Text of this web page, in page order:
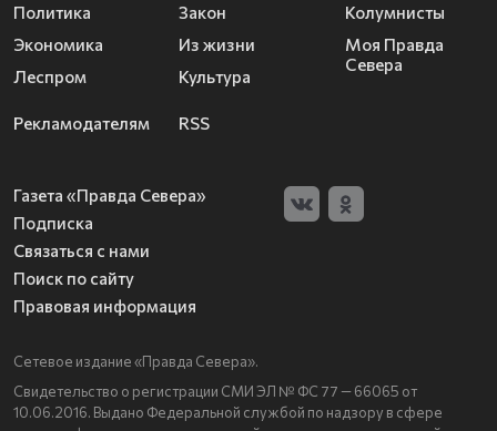
Политика
Экономика
Леспром
Закон
Из жизни
Культура
Колумнисты
Моя Правда
Севера
Рекламодателям RSS
Газета «Правда Севера»
Подписка
Связаться с нами
Поиск по сайту
Правовая информация
Сетевое издание «Правда Севера».
Свидетельство о регистрации СМИ ЭЛ № ФС 77 — 66065 от
10.06.2016. Выдано Федеральной службой по надзору в сфере